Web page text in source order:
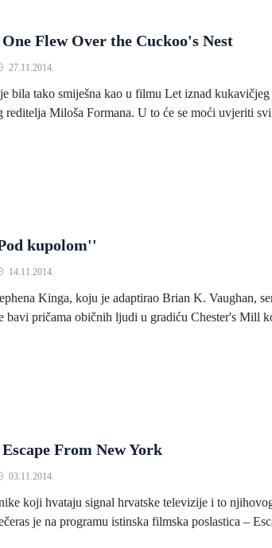
Flew Over the Cuckoo's Nest
27.11.2014.
bila tako smiješna kao u filmu Let iznad kukavičjeg
reditelja Miloša Formana. U to će se moći uvjeriti svi
kupolom''
14.11.2014.
Kinga, koju je adaptirao Brian K. Vaughan,
bavi pričama običnih ljudi u gradiću Chester's Mill
From New York
03.11.2014.
koji hvataju signal hrvatske televizije i to
je na programu istinska filmska poslastica –